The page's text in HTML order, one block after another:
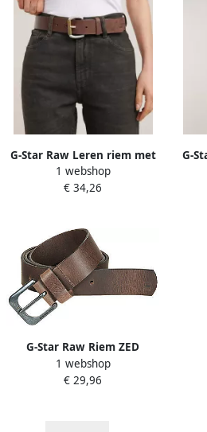
G-Star Raw Leren riem met
structuurmotief model
'CROTONE'
1 webshop
€ 34,26
G-
G-Star Raw Riem ZED
1 webshop
€ 29,96